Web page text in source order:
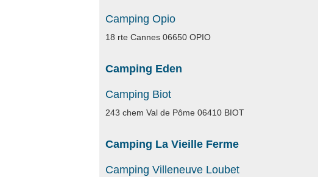
Camping Opio
18 rte Cannes 06650 OPIO
Camping Eden
Camping Biot
243 chem Val de Pôme 06410 BIOT
Camping La Vieille Ferme
Camping Villeneuve Loubet